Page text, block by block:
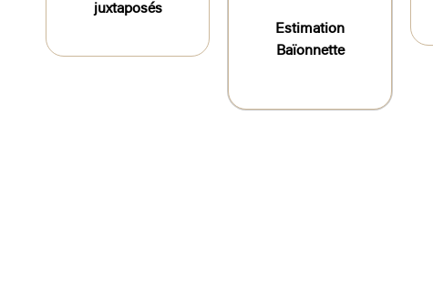
juxtaposés
Estimation
Baïonnette